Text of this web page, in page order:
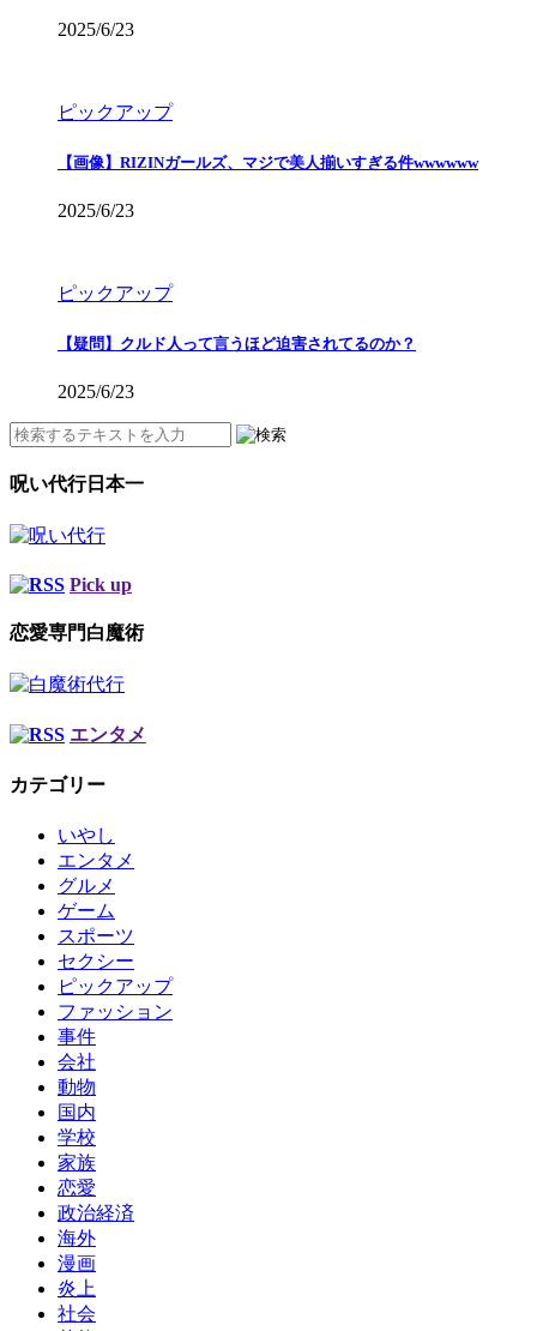
2025/6/23
ピックアップ
【画像】RIZINガールズ、マジで美人揃いすぎる件wwwwww
2025/6/23
ピックアップ
【疑問】クルド人って言うほど迫害されてるのか？
2025/6/23
呪い代行日本一
Pick up
恋愛専門白魔術
エンタメ
カテゴリー
いやし
エンタメ
グルメ
ゲーム
スポーツ
セクシー
ピックアップ
ファッション
事件
会社
動物
国内
学校
家族
恋愛
政治経済
海外
漫画
炎上
社会